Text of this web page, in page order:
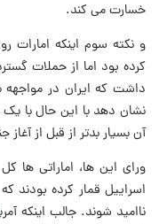
خسارت می کند.
و نکته سوم اینکه امارات
کرده بود اما از حملات
داشت که ایران در مواجهه
نشان دهد با این حال با
آن بسیار بدتر از قبل از
ورای این ها، اماراتی ها
اسراییل قمار کرده بودند
ناامید شوند. جالب اینکه